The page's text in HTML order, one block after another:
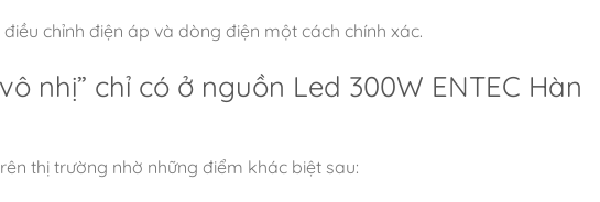
chỉnh điện áp và dòng điện một cách chính xác.
nhị” chỉ có ở nguồn Led 300W ENTEC Hàn
thị trường nhờ những điểm khác biệt sau: